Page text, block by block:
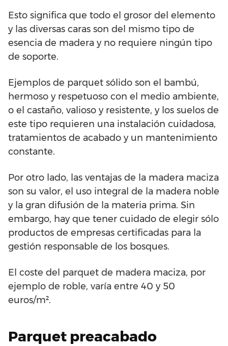
Esto significa que todo el grosor del elemento
y las diversas caras son del mismo tipo de
esencia de madera y no requiere ningún tipo
de soporte.
Ejemplos de parquet sólido son el bambú,
hermoso y respetuoso con el medio ambiente,
o el castaño, valioso y resistente, y los suelos de
este tipo requieren una instalación cuidadosa,
tratamientos de acabado y un mantenimiento
constante.
Por otro lado, las ventajas de la madera maciza
son su valor, el uso integral de la madera noble
y la gran difusión de la materia prima. Sin
embargo, hay que tener cuidado de elegir sólo
productos de empresas certificadas para la
gestión responsable de los bosques.
El coste del parquet de madera maciza, por
ejemplo de roble, varía entre 40 y 50
euros/m².
Parquet preacabado